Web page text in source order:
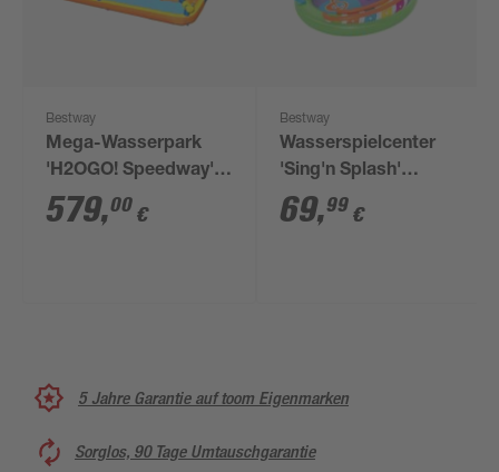
Bestway
Mega-Wasserpark
'H2OGO! Speedway'
bunt 551 x 502 x 265
cm
579,00 €
Bestway
Wasserspielcenter
'Sing'n Splash'
mehrfarbig 295 x 190
x 137 cm
69,99 €
5 Jahre Garantie auf toom Eigenmarken
Sorglos, 90 Tage Umtauschgarantie